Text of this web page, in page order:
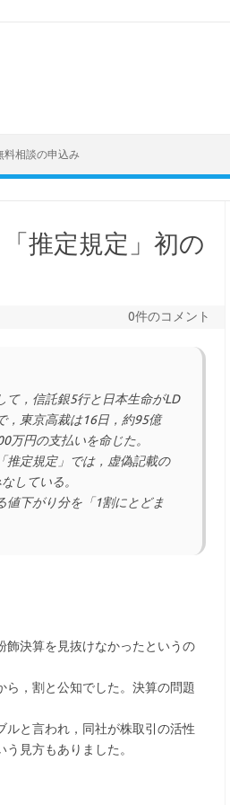
料相談の申込み
推定規定」初の
0件のコメント
，信託銀5行と日本生命がLD
，東京高裁は16日，約95億
円の支払いを命じた。
定規定」では，虚偽記載の
している。
下がり分を「1割にとどま
飾決算を見抜けなかったというの
，割と公知でした。決算の問題
と言われ，同社が株取引の活性
見方もありました。